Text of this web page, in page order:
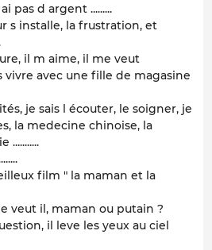
pas d argent .........
s installe, la frustration, et
il m aime, il me veut
vivre avec une fille de magasine
je sais l écouter, le soigner, je
la medecine chinoise, la
...........
film " la maman et la
veut il, maman ou putain ?
il leve les yeux au ciel